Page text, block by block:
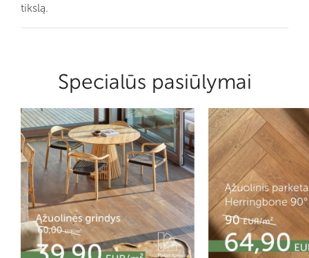
tikslą.
Specialūs pasiūlymai